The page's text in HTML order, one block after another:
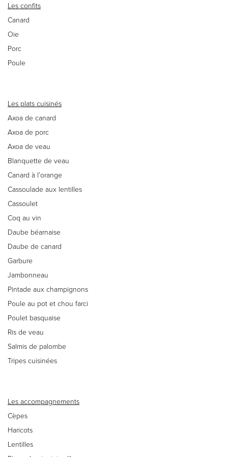
Les confits
Canard
Oie
Porc
Poule
Les plats cuisinés
Axoa de canard
Axoa de porc
Axoa de veau
Blanquette de veau
Canard à l’orange
Cassoulade aux lentilles
Cassoulet
Coq au vin
Daube béarnaise
Daube de canard
Garbure
Jambonneau
Pintade aux champignons
Poule au pot et chou farci
Poulet basquaise
Ris de veau
Salmis de palombe
Tripes cuisinées
Les accompagnements
Cèpes
Haricots
Lentilles